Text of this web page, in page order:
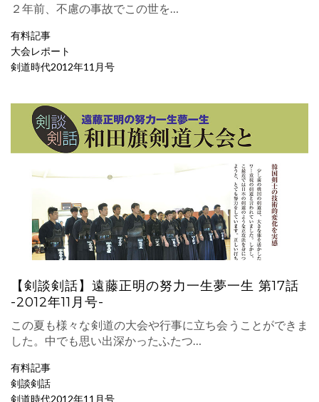
２年前、不慮の事故でこの世を…
有料記事
大会レポート
剣道時代2012年11月号
【剣談剣話】遠藤正明の努力一生夢一生 第17話
-2012年11月号-
この夏も様々な剣道の大会や行事に立ち会うことができま
した。中でも思い出深かったふたつ…
有料記事
剣談剣話
剣道時代2012年11月号